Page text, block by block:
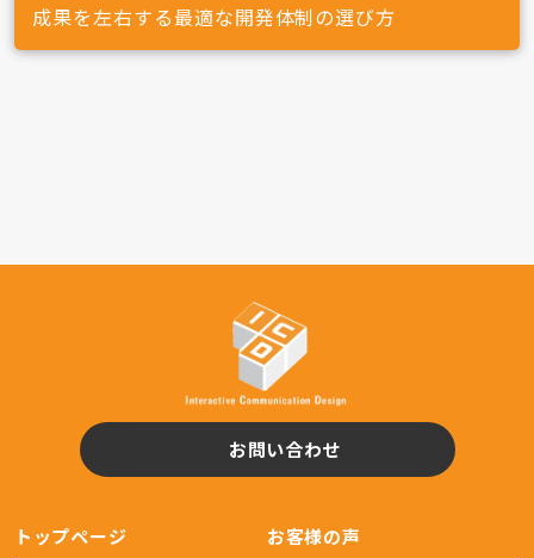
成果を左右する最適な開発体制の選び方
お問い合わせ
トップページ
お客様の声